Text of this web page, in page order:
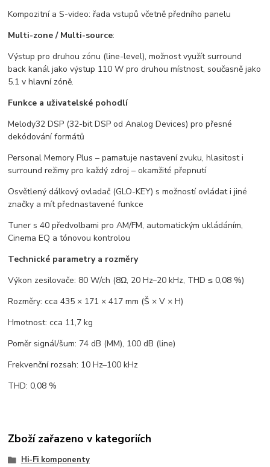
Kompozitní a S-video: řada vstupů včetně předního panelu
Multi-zone / Multi-source:
Výstup pro druhou zónu (line-level), možnost využít surround
back kanál jako výstup 110 W pro druhou místnost, současně jako
5.1 v hlavní zóně.
Funkce a uživatelské pohodlí
Melody32 DSP (32-bit DSP od Analog Devices) pro přesné
dekódování formátů
Personal Memory Plus – pamatuje nastavení zvuku, hlasitost i
surround režimy pro každý zdroj – okamžité přepnutí
Osvětlený dálkový ovladač (GLO-KEY) s možností ovládat i jiné
značky a mít přednastavené funkce
Tuner s 40 předvolbami pro AM/FM, automatickým ukládáním,
Cinema EQ a tónovou kontrolou
Technické parametry a rozměry
Výkon zesilovače: 80 W/ch (8Ω, 20 Hz–20 kHz, THD ≤ 0,08 %)
Rozměry: cca 435 × 171 × 417 mm (Š × V × H)
Hmotnost: cca 11,7 kg
Poměr signál/šum: 74 dB (MM), 100 dB (line)
Frekvenční rozsah: 10 Hz–100 kHz
THD: 0,08 %
Zboží zařazeno v kategoriích
Hi-Fi komponenty